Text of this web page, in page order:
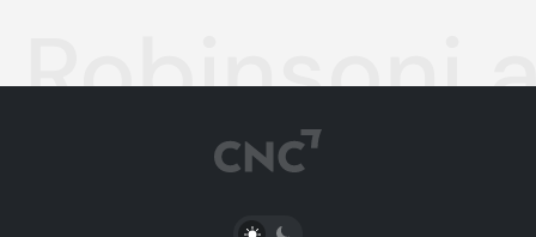
Robinsoni
PŘEPNOUT SVĚTLÝ/TMAVÝ REŽIM